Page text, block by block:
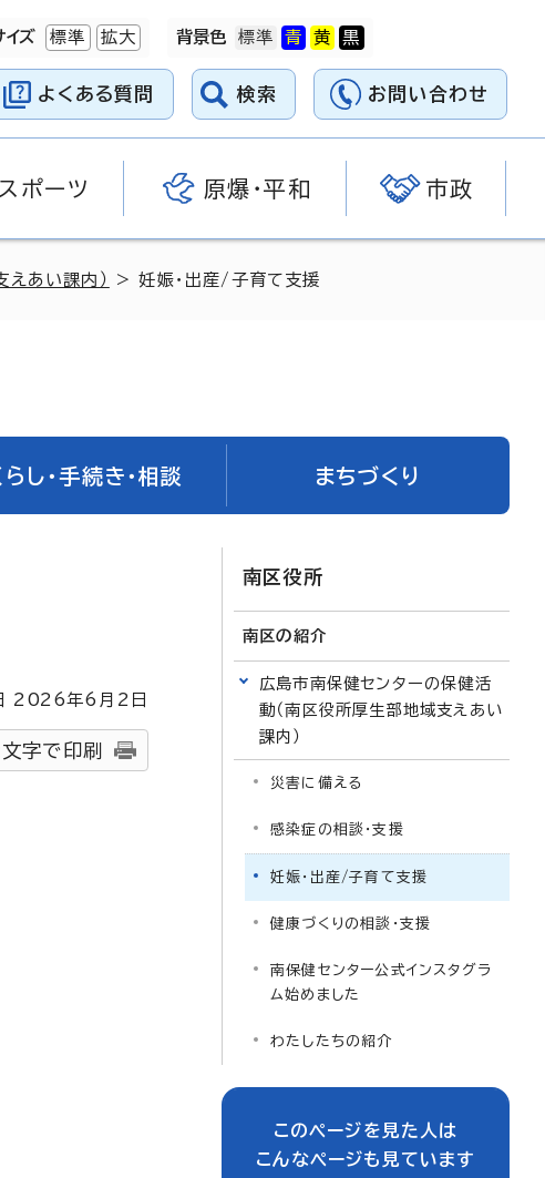
イズ 標準 拡大 背景色
よくある質問 検索 お問い合わせ
ポーツ 原爆・平和 市政
あい課内） > 妊娠・出産/子育て支援
らし・手続き・相談 まちづくり
2026年6月2日
字で印刷
南区役所
南区の紹介
広島市南保健センターの保健活
動（南区役所厚生部地域支えあい
課内）
災害に備える
感染症の相談・支援
妊娠・出産/子育て支援
健康づくりの相談・支援
南保健センター公式インスタグラ
ム始めました
わたしたちの紹介
このページを見た人は
こんなページも見ています